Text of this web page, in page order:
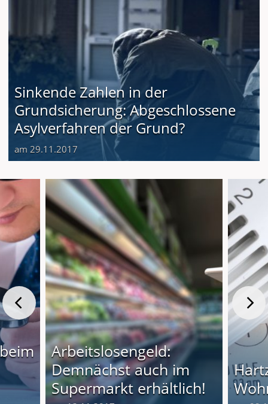
Sinkende Zahlen in der
Grundsicherung: Abgeschlossene
Asylverfahren der Grund?
am 29.11.2017
Arbeitslosengeld:
Demnächst auch im
Supermarkt erhältlich!